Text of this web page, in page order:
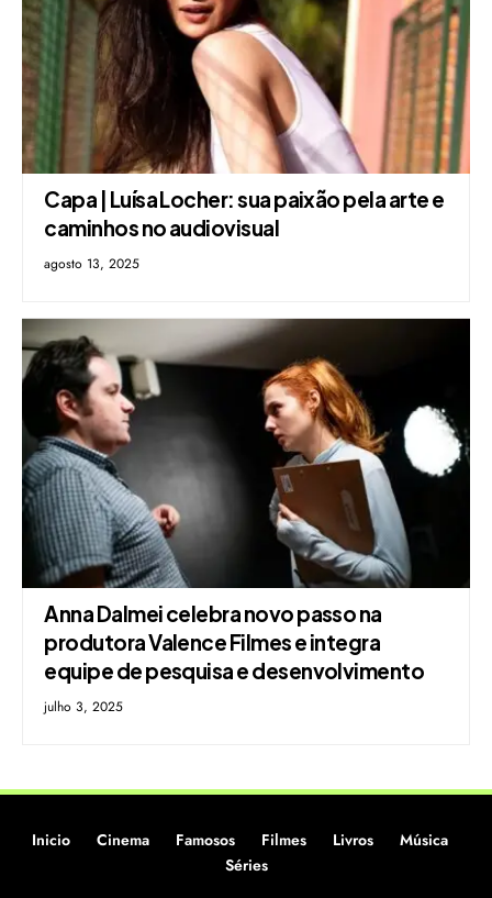
Capa | Luísa Locher: sua paixão pela arte e
caminhos no audiovisual
agosto 13, 2025
Anna Dalmei celebra novo passo na
produtora Valence Filmes e integra
equipe de pesquisa e desenvolvimento
julho 3, 2025
Inicio Cinema Famosos Filmes Livros
Música
Séries